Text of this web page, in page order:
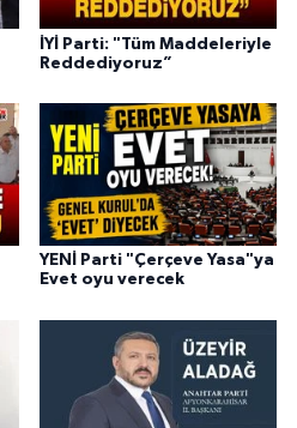
İYİ Parti: "Tüm Maddeleriyle
Reddediyoruz”
YENİ Parti "Çerçeve Yasa"ya
Evet oyu verecek